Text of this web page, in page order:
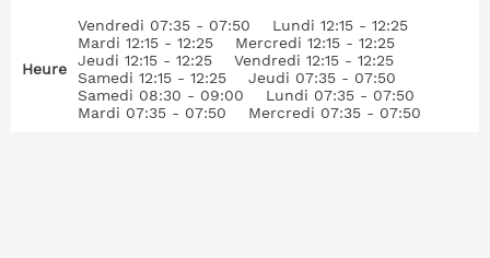
Heure
Vendredi 07:35 - 07:50
Lundi 12:15 - 12:25
Mardi 12:15 - 12:25
Mercredi 12:15 - 12:25
Jeudi 12:15 - 12:25
Vendredi 12:15 - 12:25
Samedi 12:15 - 12:25
Jeudi 07:35 - 07:50
Samedi 08:30 - 09:00
Lundi 07:35 - 07:50
Mardi 07:35 - 07:50
Mercredi 07:35 - 07:50